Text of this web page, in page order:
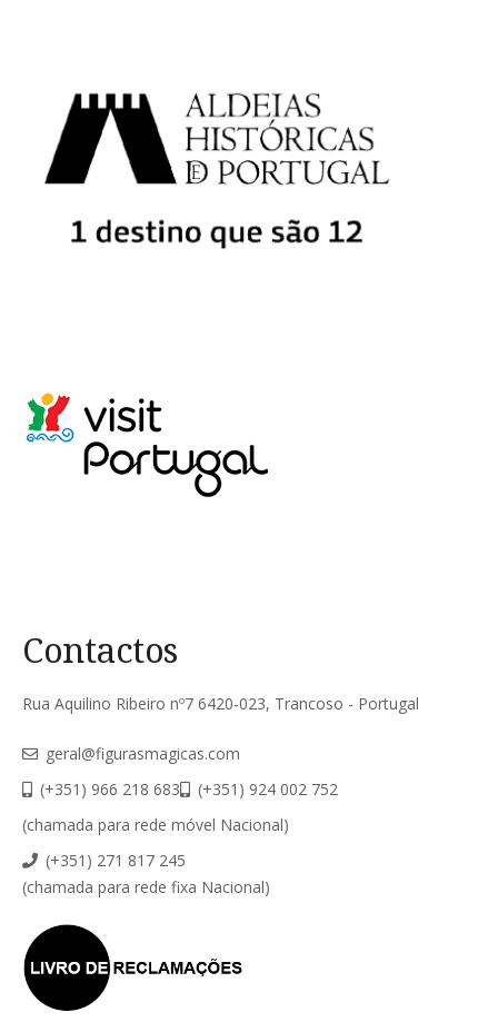
Contactos
Rua Aquilino Ribeiro nº7 6420-023, Trancoso - Portugal
geral@figurasmagicas.com
(+351) 966 218 683
(+351) 924 002 752
(chamada para rede móvel Nacional)
(+351) 271 817 245
(chamada para rede fixa Nacional)